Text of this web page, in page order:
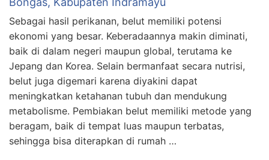
Sebagai hasil perikanan, belut memiliki potensi
ekonomi yang besar. Keberadaannya makin diminati,
baik di dalam negeri maupun global, terutama ke
Jepang dan Korea. Selain bermanfaat secara nutrisi,
belut juga digemari karena diyakini dapat
meningkatkan ketahanan tubuh dan mendukung
metabolisme. Pembiakan belut memiliki metode yang
beragam, baik di tempat luas maupun terbatas,
sehingga bisa diterapkan di rumah …